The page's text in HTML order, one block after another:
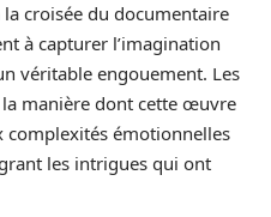
croisée du documentaire
à capturer l’imagination
véritable engouement. Les
manière dont cette œuvre
émotionnelles
les intrigues qui ont